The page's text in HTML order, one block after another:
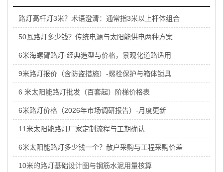
路灯高杆灯3米？术语澄清：通常指3米以上杆体组合
50瓦路灯多少钱？传统电源与太阳能供电两种方案
6米海螺臂路灯-经典造型与价格，景观化道路适用
9米路灯报价（含防盗措施）-螺栓保护与箱体锁具
6 米太阳能路灯批发（百套起）阶梯价格表
6米路灯价格（2026年市场调研报告）-月度更新
11米太阳能路灯厂家定制流程与工期确认
6米太阳能路灯多少钱一个？散户采购与工程采购价差
10米的路灯基础设计图与钢筋水泥用量核算